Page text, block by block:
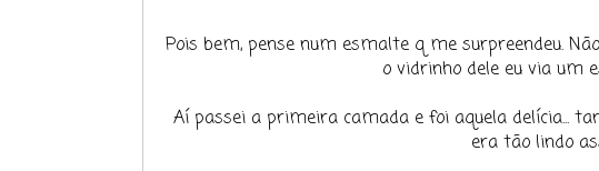
Pois bem, pense num esmalte q me surpreendeu.
o vidrinho dele eu via um
Aí passei a primeira camada e foi aquela delícia...
era tão lindo